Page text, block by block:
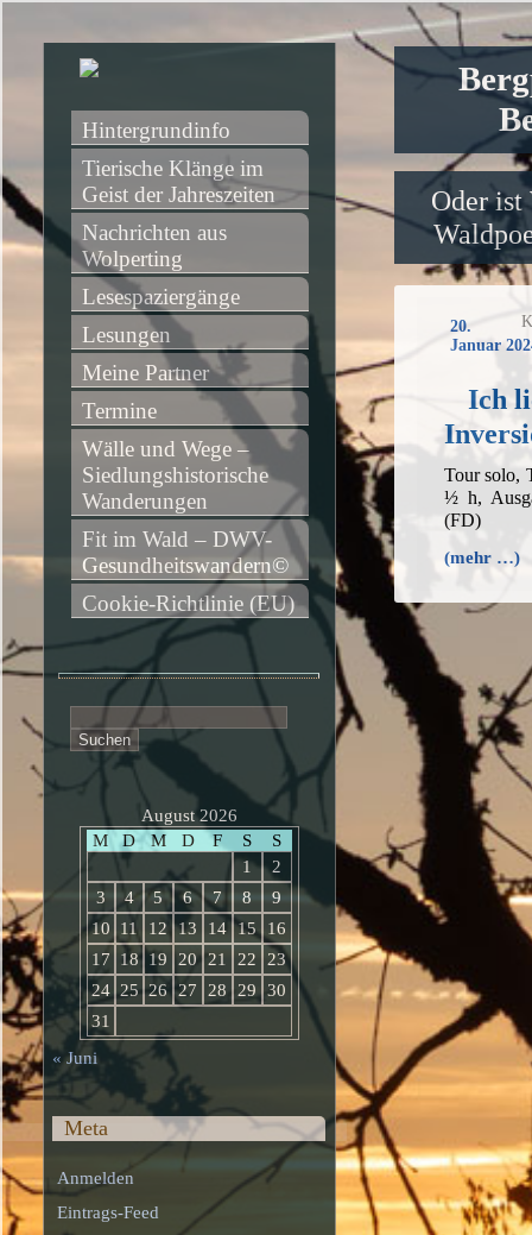
Oder ist
20.
Januar
Ich
Tour solo,
½ h,
(FD)
(mehr …)
Hintergrundinfo
Tierische Klänge im
Geist der Jahreszeiten
Nachrichten aus
Wolperting
Lesespaziergänge
Lesungen
Meine Partner
Termine
Wälle und Wege –
Siedlungshistorische
Wanderungen
Fit im Wald – DWV-
Gesundheitswandern©
Cookie-Richtlinie (EU)
nach:
August 2026
M
D M D F S
S
1
2
3
4 5 6 7 8
9
10
11 12 13 14 15
16
17
18 19 20 21 22
23
24 25 26 27 28 29
30
31
« Juni
Meta
Anmelden
Eintrags-Feed